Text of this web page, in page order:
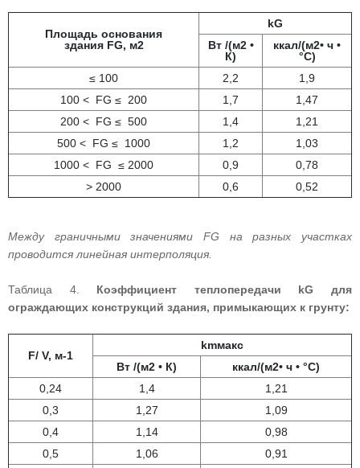
Площадь основания
здания FG, м2
kG
Вт /(м2 •
К)
ккал/(м2• ч •
°С)
≤ 100
2,2
1,9
100 < FG ≤ 200
1,7
1,47
200 < FG ≤ 500
1,4
1,21
500 < FG ≤ 1000
1,2
1,03
1000 < FG ≤ 2000
0,9
0,78
> 2000
0,6 0,52
Между граничными значениями FG на разных участках
проводится линейная интерполяция.
Таблица 4. Коэффициент теплопередачи kG для
ограждающих конструкций здания, примыкающих к грунту:
F/ V, м-1
kmмакс
Вт /(м2 • К)
ккал/(м2• ч • °С)
0,24
1,4
1,21
0,3
1,27
1,09
0,4
1,14
0,98
0,5
1,06
0,91